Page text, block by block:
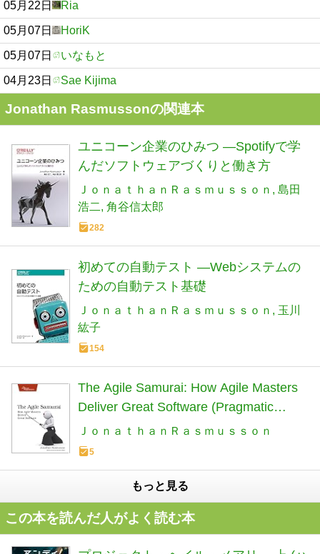
05月22日 Ria
05月07日 HoriK
05月07日 いなもと
04月23日 Sae Kijima
Jonathan Rasmussonの関連本
ユニコーン企業のひみつ ―Spotifyで学
んだソフトウェアづくりと働き方
ＪｏｎａｔｈａｎＲａｓｍｕｓｓｏｎ
島田
浩二 角谷信太郎
282
初めての自動テスト ―Webシステムの
ための自動テスト基礎
ＪｏｎａｔｈａｎＲａｓｍｕｓｓｏｎ
玉川
紘子
154
The Agile Samurai: How Agile Masters
Deliver Great Software (Pragmatic
Programmers) (English Edition)
ＪｏｎａｔｈａｎＲａｓｍｕｓｓｏｎ
5
もっと見る
この本を読んだ人がよく読む本